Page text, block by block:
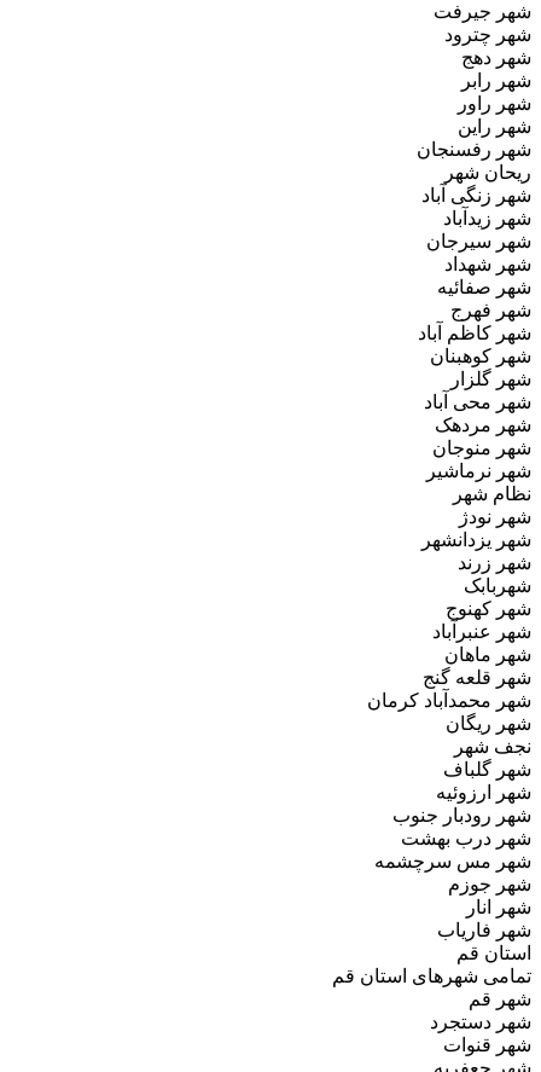
شهر جیرفت
شهر چترود
شهر دهج
شهر رابر
شهر راور
شهر راین
شهر رفسنجان
ریحان‌ شهر
شهر زنگی‌ آباد
شهر زیدآباد
شهر سیرجان
شهر شهداد
شهر صفائیه
شهر فهرج
شهر کاظم‌ آباد
شهر کوهبنان
شهر گلزار
شهر محی آباد
شهر مردهک
شهر منوجان
شهر نرماشیر
نظام‌ شهر
شهر نودژ
شهر یزدانشهر
شهر زرند
شهربابک
شهر کهنوج
شهر عنبرآباد
شهر ماهان
شهر قلعه گنج
شهر محمدآباد کرمان
شهر ریگان
نجف شهر
شهر گلباف
شهر ارزوئیه
شهر رودبار جنوب
شهر درب بهشت
شهر مس سرچشمه
شهر جوزم
شهر انار
شهر فاریاب
استان قم
تمامی شهرهای استان قم
شهر قم
شهر دستجرد
شهر قنوات
شهر جعفریه